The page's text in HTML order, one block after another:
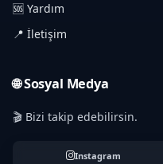
🆘 Yardım
📍 İletişim
🌐 Sosyal Medya
🎬 Bizi takip edebilirsin.
Instagram